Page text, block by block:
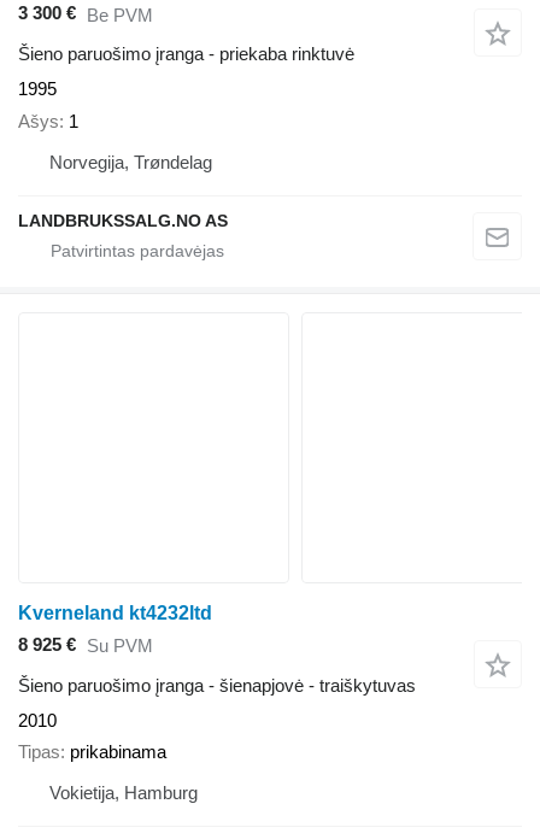
3 300 € Be PVM
Šieno paruošimo įranga - priekaba rinktuvė
1995
Ašys 1
Norvegija, Trøndelag
LANDBRUKSSALG.NO AS
Kverneland kt4232ltd
8 925 € Su PVM
Šieno paruošimo įranga - šienapjovė - traiškytuvas
2010
Tipas prikabinama
Vokietija, Hamburg